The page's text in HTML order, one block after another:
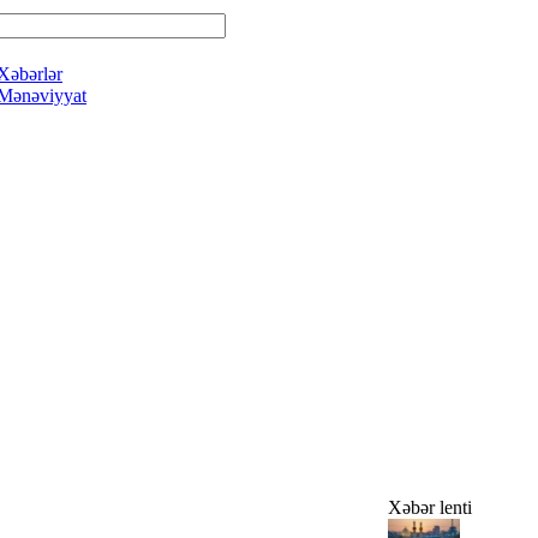
Xəbər lenti